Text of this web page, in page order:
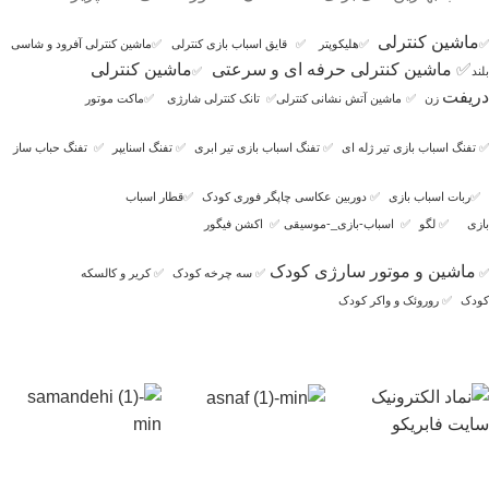
✅ماشین کنترلی ✅هلیکوپتر ✅ قایق اسباب بازی کنترلی ✅ماشین کنترلی آفرود و شاسی
بلند ✅ ماشین کنترلی حرفه ای و سرعتی ✅ماشین کنترلی
دریفت زن ✅ ماشین آتش نشانی کنترلی✅ تانک کنترلی شارژی ✅ماکت موتور
✅ تفنگ اسباب بازی تیر ژله ای ✅ تفنگ اسباب بازی تیر ابری ✅ تفنگ اسنایپر ✅ تفنگ حباب ساز
✅ربات اسباب بازی ✅ دوربین عکاسی چاپگر فوری کودک ✅قطار اسباب
بازی ✅ لگو ✅ اسباب-بازی_-موسیقی ✅ اکشن فیگور
✅ ماشین و موتور سارژی کودک ✅ سه چرخه کودک ✅کریر و کالسکه
کودک ✅ روروئک و واکر کودک